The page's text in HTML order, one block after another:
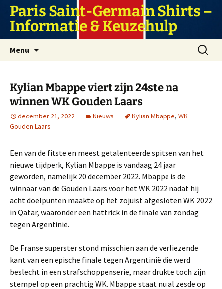
naar
inhoud
Paris Saint-Germain Shirts –
Informatie & Keuzehulp
Menu
Zoeken
naar:
Kylian Mbappe viert zijn 24ste na
winnen WK Gouden Laars
december 21, 2022 Nieuws Kylian Mbappe, WK
Gouden Laars
Een van de fitste en meest getalenteerde spitsen van het
nieuwe tijdperk, Kylian Mbappe is vandaag 24 jaar
geworden, namelijk 20 december 2022. Mbappe is de
winnaar van de Gouden Laars voor het WK 2022 nadat hij
acht doelpunten maakte op het zojuist afgesloten WK 2022
in Qatar, waaronder een hattrick in de finale van zondag
tegen Argentinië.
De Franse superster stond misschien aan de verliezende
kant van een epische finale tegen Argentinië die werd
beslecht in een strafschoppenserie, maar drukte toch zijn
stempel op een prachtig WK. Mbappe staat nu al zesde op